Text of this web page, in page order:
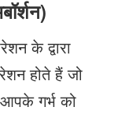
के द्वारा
होते हैं जो
गर्भ को